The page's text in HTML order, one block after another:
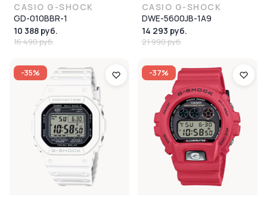
CASIO G-SHOCK
GD-010BBR-1
10 388 руб.
16 490 руб.
CASIO G-SHOCK
DWE-5600JB-1A9
14 293 руб.
21 990 руб.
-35% -37%